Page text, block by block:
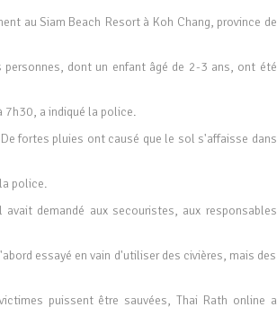
au Siam Beach Resort à Koh Chang, province de
dont un enfant âgé de 2-3 ans, ont été
7h30, a indiqué la police.
fortes pluies ont causé que le sol s'affaisse dans
police.
demandé aux secouristes, aux responsables
essayé en vain d'utiliser des civières, mais des
puissent être sauvées, Thai Rath online a